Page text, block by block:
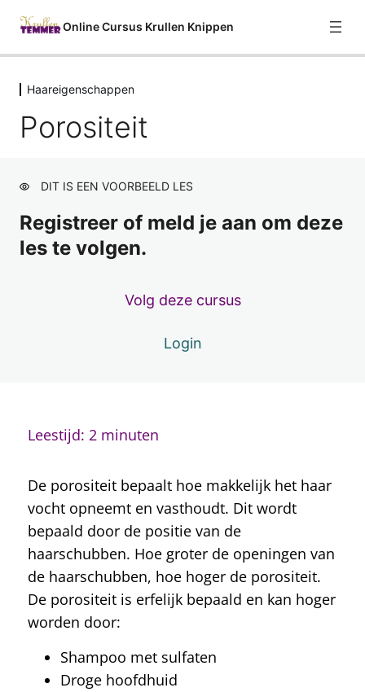
Online Cursus Krullen Knippen
Welkom
2 lessen
Curly Girl Methode
Haareigenschappen
Over haareigenschappen
Haartype / Haarstructuur
Consultatie
Krullen Knippen
12 lessen
In de wasbak
2 lessen
Styling
Drogen
3 lessen
Perfectioneren
Haareigenschappen
Porositeit
DIT IS EEN VOORBEELD LES
Registreer of meld je aan om deze
les te volgen.
Volg deze cursus
Login
Leestijd: 2 minuten
De porositeit bepaalt hoe makkelijk het haar
vocht opneemt en vasthoudt. Dit wordt
bepaald door de positie van de
haarschubben. Hoe groter de openingen van
de haarschubben, hoe hoger de porositeit.
De porositeit is erfelijk bepaald en kan hoger
worden door:
Shampoo met sulfaten
Droge hoofdhuid